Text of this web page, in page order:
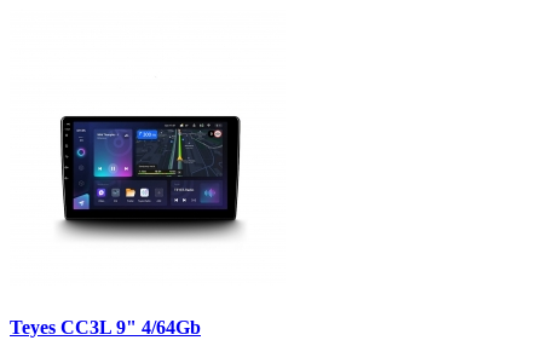
Teyes CC3L 9" 4/64Gb